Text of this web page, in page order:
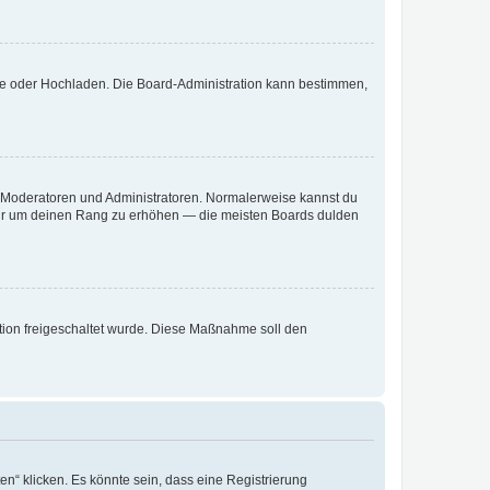
oder Hochladen. Die Board-Administration kann bestimmen,
und Administratoren. Normalerweise kannst du
um deinen Rang zu erhöhen — die meisten Boards dulden
freigeschaltet wurde. Diese Maßnahme soll den
klicken. Es könnte sein, dass eine Registrierung